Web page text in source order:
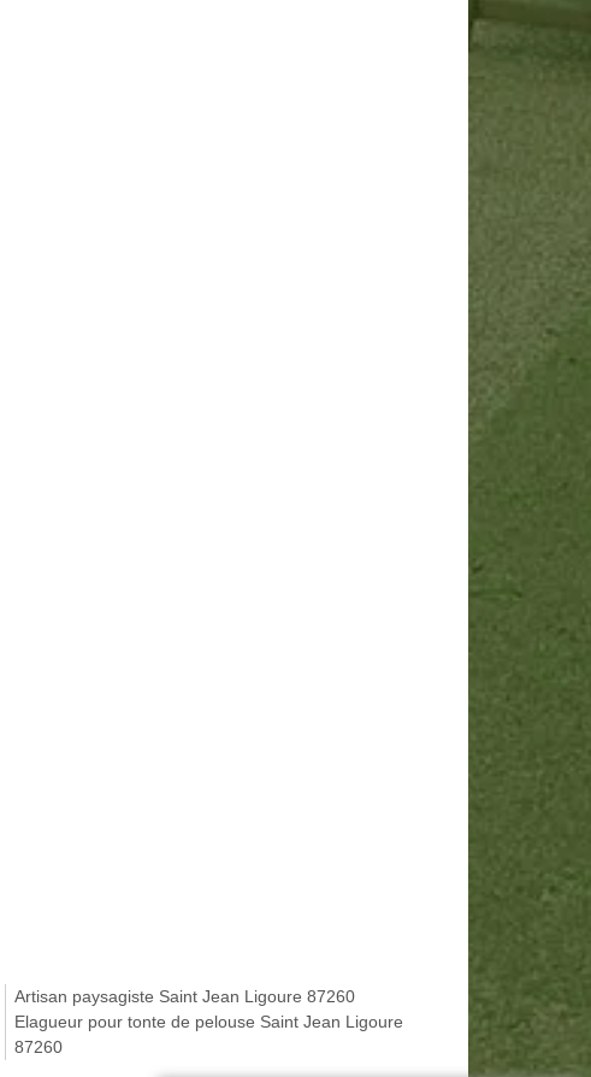
Artisan paysagiste Saint Jean Ligoure 87260
Elagueur pour tonte de pelouse Saint Jean Ligoure
87260